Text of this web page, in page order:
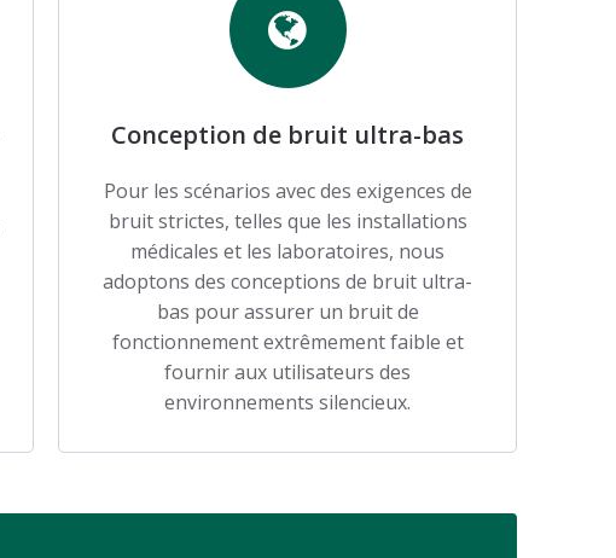
Conception de bruit ultra-bas
Pour les scénarios avec des exigences de
bruit strictes, telles que les installations
médicales et les laboratoires, nous
adoptons des conceptions de bruit ultra-
bas pour assurer un bruit de
fonctionnement extrêmement faible et
fournir aux utilisateurs des
environnements silencieux.